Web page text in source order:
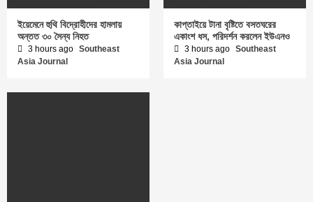
ইয়েমেনে হুথি বিদ্রোহীদের হামলায়
অন্তত ৩০ সৈন্য নিহত
3 hours ago Southeast
Asia Journal
কাপ্তাইয়ে টানা বৃষ্টিতে বসতঘরের
একাংশ ধস, পরিদর্শন করলেন ইউএনও
3 hours ago Southeast
Asia Journal